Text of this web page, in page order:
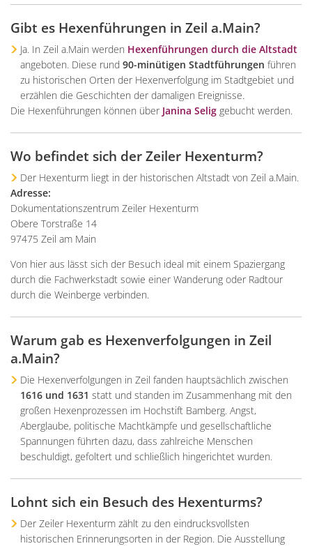
Gibt es Hexenführungen in Zeil a.Main?
Ja. In Zeil a.Main werden Hexenführungen durch die Altstadt
angeboten. Diese rund 90-minütigen Stadtführungen führen
zu historischen Orten der Hexenverfolgung im Stadtgebiet und
erzählen die Geschichten der damaligen Ereignisse.
Die Hexenführungen können über Janina Selig gebucht werden.
Wo befindet sich der Zeiler Hexenturm?
Der Hexenturm liegt in der historischen Altstadt von Zeil a.Main.
Adresse:
Dokumentationszentrum Zeiler Hexenturm
Obere Torstraße 14
97475 Zeil am Main
Von hier aus lässt sich der Besuch ideal mit einem Spaziergang
durch die Fachwerkstadt sowie einer Wanderung oder Radtour
durch die Weinberge verbinden.
Warum gab es Hexenverfolgungen in Zeil
a.Main?
Die Hexenverfolgungen in Zeil fanden hauptsächlich zwischen
1616 und 1631 statt und standen im Zusammenhang mit den
großen Hexenprozessen im Hochstift Bamberg. Angst,
Aberglaube, politische Machtkämpfe und gesellschaftliche
Spannungen führten dazu, dass zahlreiche Menschen
beschuldigt, gefoltert und schließlich hingerichtet wurden.
Lohnt sich ein Besuch des Hexenturms?
Der Zeiler Hexenturm zählt zu den eindrucksvollsten
historischen Erinnerungsorten in der Region. Die Ausstellung